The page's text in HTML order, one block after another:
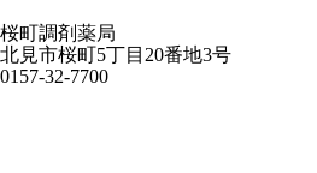
桜町調剤薬局
北見市桜町5丁目20番地3号
0157-32-7700